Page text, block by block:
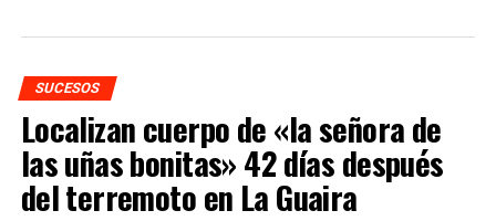
SUCESOS
Localizan cuerpo de «la señora de
las uñas bonitas» 42 días después
del terremoto en La Guaira